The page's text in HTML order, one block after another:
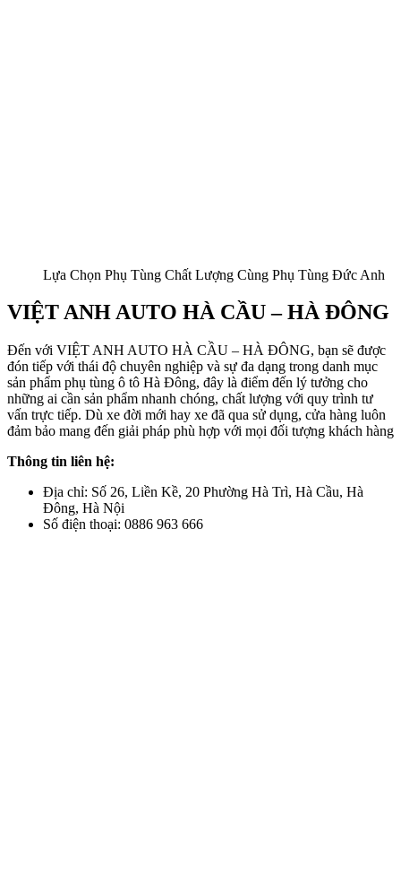
Lựa Chọn Phụ Tùng Chất Lượng Cùng Phụ Tùng Đức Anh
VIỆT ANH AUTO HÀ CẦU – HÀ ĐÔNG
Đến với VIỆT ANH AUTO HÀ CẦU – HÀ ĐÔNG, bạn sẽ được
đón tiếp với thái độ chuyên nghiệp và sự đa dạng trong danh mục
sản phẩm phụ tùng ô tô Hà Đông, đây là điểm đến lý tưởng cho
những ai cần sản phẩm nhanh chóng, chất lượng với quy trình tư
vấn trực tiếp. Dù xe đời mới hay xe đã qua sử dụng, cửa hàng luôn
đảm bảo mang đến giải pháp phù hợp với mọi đối tượng khách hàng
Thông tin liên hệ:
Địa chỉ: Số 26, Liền Kề, 20 Phường Hà Trì, Hà Cầu, Hà
Đông, Hà Nội
Số điện thoại: 0886 963 666